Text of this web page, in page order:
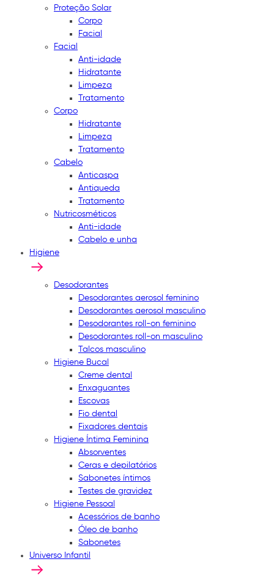
Proteção Solar
Corpo
Facial
Facial
Anti-idade
Hidratante
Limpeza
Tratamento
Corpo
Hidratante
Limpeza
Tratamento
Cabelo
Anticaspa
Antiqueda
Tratamento
Nutricosméticos
Anti-idade
Cabelo e unha
Higiene
Desodorantes
Desodorantes aerosol feminino
Desodorantes aerosol masculino
Desodorantes roll-on feminino
Desodorantes roll-on masculino
Talcos masculino
Higiene Bucal
Creme dental
Enxaguantes
Escovas
Fio dental
Fixadores dentais
Higiene Íntima Feminina
Absorventes
Ceras e depilatórios
Sabonetes íntimos
Testes de gravidez
Higiene Pessoal
Acessórios de banho
Óleo de banho
Sabonetes
Universo Infantil